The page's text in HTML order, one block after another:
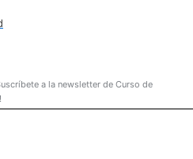
a la newsletter de Curso de